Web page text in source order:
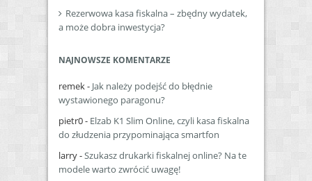
Rezerwowa kasa fiskalna – zbędny wydatek,
a może dobra inwestycja?
NAJNOWSZE KOMENTARZE
remek- Jak należy podejść do błędnie
wystawionego paragonu?
pietr0- Elzab K1 Slim Online, czyli kasa fiskalna
do złudzenia przypominająca smartfon
larry-Szukasz drukarki fiskalnej online? Na te
modele warto zwrócić uwagę!